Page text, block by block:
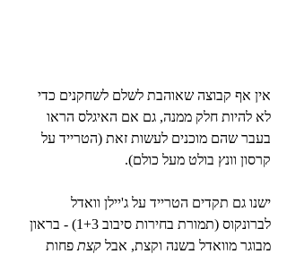
אין אף קבוצה שאוהבת לשלם לשחקנים כדי
לא להיות חלק ממנה, גם אם האיגלס הראו
בעבר שהם מוכנים לעשות זאת (הטרייד על
קרסון וונץ בולט מעל כולם).
ישנו גם תקדים הטרייד על ג'יילן וואדל
לברונקוס (תמורת בחירות סיבוב 1+3) - בראון
מבוגר מוואדל בשנה וקצת, אבל קצת פחות